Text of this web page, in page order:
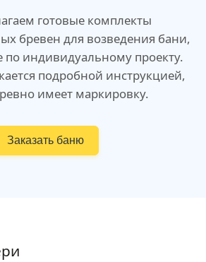
готовые комплекты
бревен для возведения бани,
по индивидуальному проекту.
подробной инструкцией,
имеет маркировку.
Заказать баню